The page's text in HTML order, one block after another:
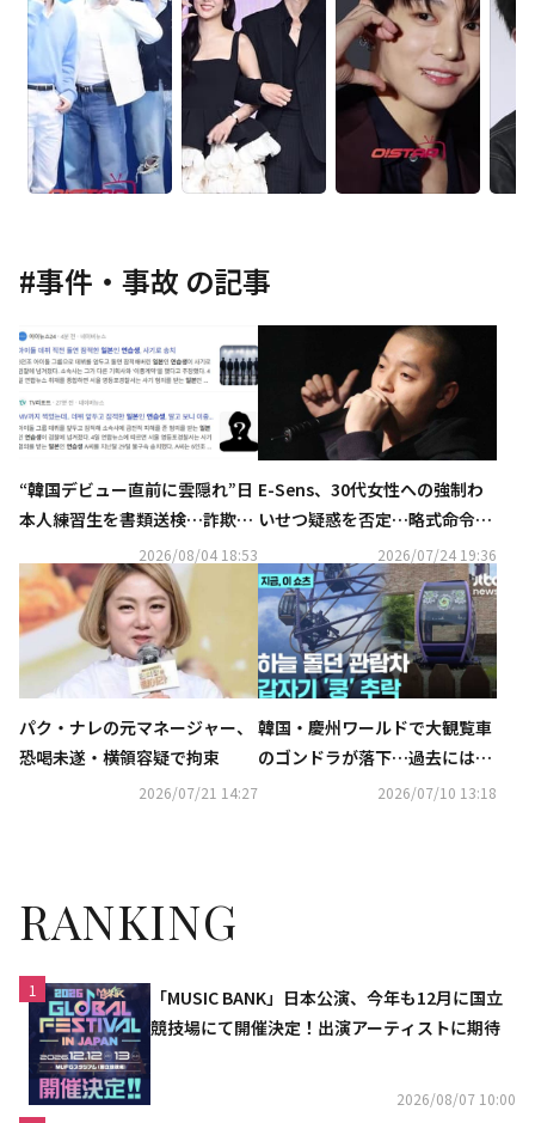
#事件・事故 の記事
“韓国デビュー直前に雲隠れ”日
本人練習生を書類送検…詐欺の
2026/08/04 18:53
E-Sens、30代女性への強制わ
いせつ疑惑を否定…略式命令に
不服・正式裁判へ2026/07/24 19:36
パク・ナレの元マネージャー、
恐喝未遂・横領容疑で拘束
2026/07/21 14:27
韓国・慶州ワールドで大観覧車
のゴンドラが落下…過去にはZB
1メンバーも搭乗2026/07/10 13:18
RANKING
1
「MUSIC BANK」日本公演、今年も12月に国立
競技場にて開催決定！出演アーティストに期待
2026/08/07 10:00